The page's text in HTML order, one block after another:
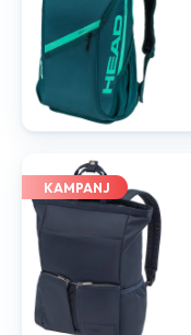
KAMPANJ